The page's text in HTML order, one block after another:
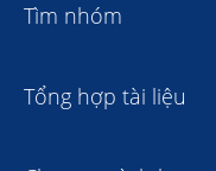
Tìm nhóm
Tổng hợp tài liệu